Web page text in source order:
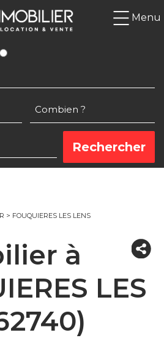
Menu
> FOUQUIERES LES LENS
à
LES